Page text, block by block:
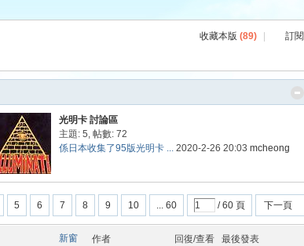
收藏本版 (89) 訂閱
光明卡 討論區
主題: 5, 帖數: 72
係日本收集了95版光明卡 ... 2020-2-26 20:03 mcheong
5 6 7 8 9 10 ... 60 / 60 頁 下一頁
新窗 作者 回復/查看 最後發表